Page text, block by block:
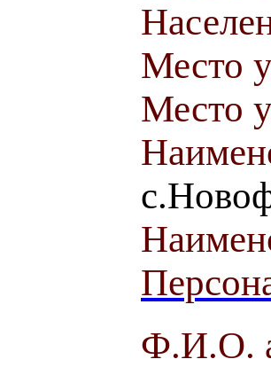
Место
Место
Ф.И.О.